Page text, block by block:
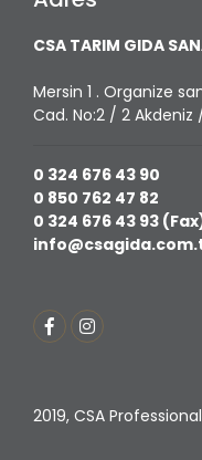
CSA TARIM GIDA
Mersin 1 . Organize
Cad. No:2 / 2 Akdeniz
0 324 676 43 90
0 850 762 47 82
0 324 676 43 93
2019, CSA Professional